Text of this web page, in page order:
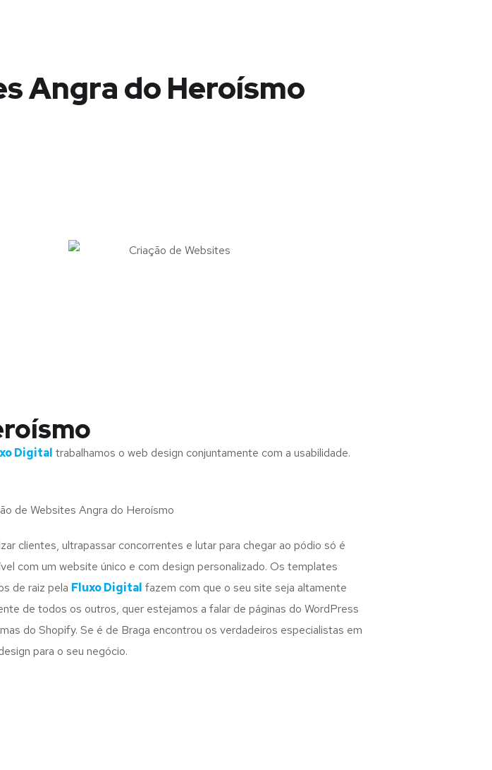
Angra do Heroísmo
Digital trabalhamos o web design conjuntamente com a usabilidade.
de Websites Angra do Heroísmo
clientes, ultrapassar concorrentes e lutar para chegar ao pódio só é
com um website único e com design personalizado. Os templates
de raiz pela Fluxo Digital fazem com que o seu site seja altamente
de todos os outros, quer estejamos a falar de páginas do WordPress
do Shopify. Se é de Braga encontrou os verdadeiros especialistas em
para o seu negócio.